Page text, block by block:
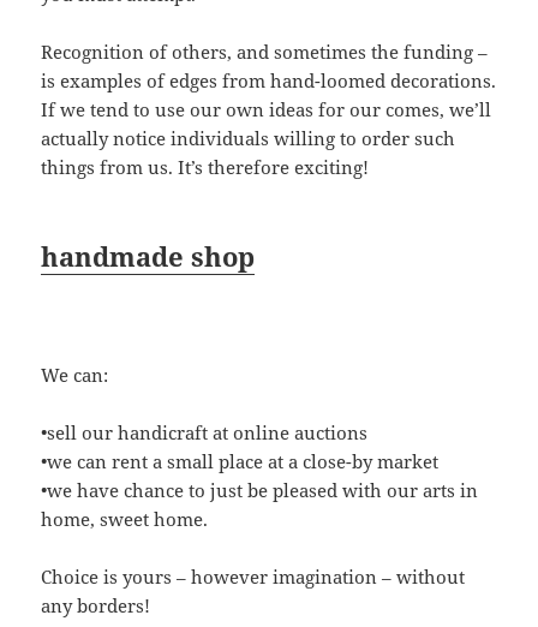
Recognition of others, and sometimes the funding –
is examples of edges from hand-loomed decorations.
If we tend to use our own ideas for our comes, we’ll
actually notice individuals willing to order such
things from us. It’s therefore exciting!
handmade shop
We can:
•sell our handicraft at online auctions
•we can rent a small place at a close-by market
•we have chance to just be pleased with our arts in
home, sweet home.
Choice is yours – however imagination – without
any borders!